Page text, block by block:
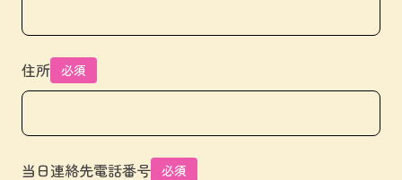
住所 必須
当日連絡先電話番号 必須